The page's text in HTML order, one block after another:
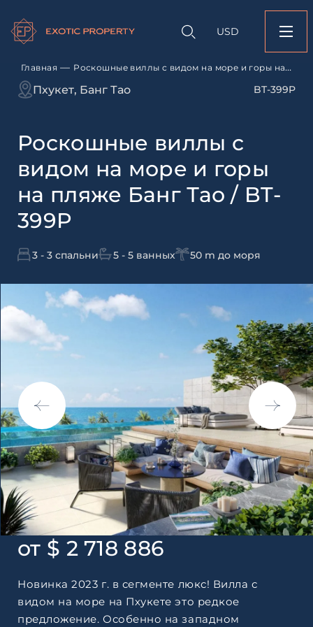
USD
Главная — Роскошные виллы с видом на море и горы на
пляже Банг Тао / BT-399P
Пхукет, Банг Тао BT-399P
Роскошные виллы с
видом на море и горы
на пляже Банг Тао / BT-
399P
3 - 3 спальни 5 - 5 ванных 50 m до моря
от $ 2 718 886
Новинка 2023 г. в сегменте люкс! Вилла с
видом на море на Пхукете это редкое
предложение. Особенно на западном
Оставить
свяжется с вами
объекту
Роскошные виллы
море и горы на
/ BT-399P
Оставьте заявку и
Согласен с
по обработке
недвижимости